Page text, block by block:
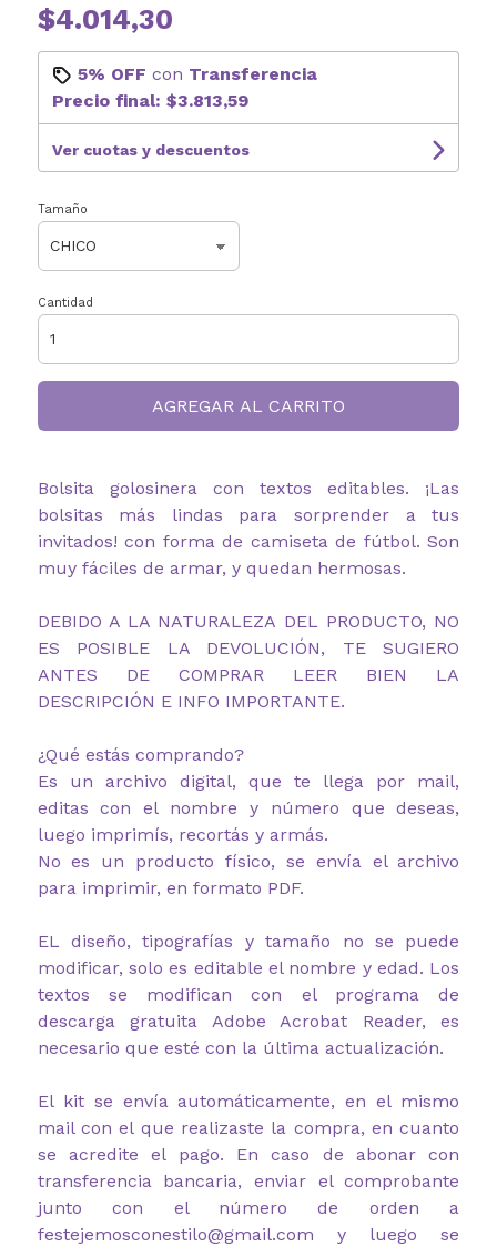
$4.014,30
5% OFF con Transferencia
Precio final: $3.813,59
Ver cuotas y descuentos
Tamaño
Cantidad
AGREGAR AL CARRITO
Bolsita golosinera con textos editables. ¡Las
bolsitas más lindas para sorprender a tus
invitados!con forma de camiseta de fútbol.Son
muy fáciles de armar, y quedan hermosas.
DEBIDO A LA NATURALEZA DEL PRODUCTO, NO
ES POSIBLE LA DEVOLUCIÓN, TE SUGIERO
ANTES DE COMPRAR LEER BIEN LA
DESCRIPCIÓN E INFO IMPORTANTE.
¿Qué estás comprando?
Es un archivo digital, que te llega por mail,
editas con el nombre y número que deseas,
luego imprimís, recortás y armás.
No es un producto físico, se envía el archivo
para imprimir, en formato PDF.
EL diseño, tipografías y tamaño no se puede
modificar, solo es editable el nombre y edad. Los
textos se modifican con el programa de
descarga gratuita Adobe Acrobat Reader, es
necesario que esté con la última actualización.
El kit se envía automáticamente, en el mismo
mail con el que realizaste la compra, en cuanto
se acredite el pago. En caso de abonar con
transferencia bancaria, enviar el comprobante
junto con el número de orden a
festejemosconestilo@gmail.com y luego se